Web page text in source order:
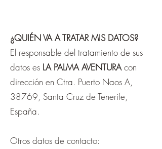
¿QUIÉN VA A TRATAR MIS DATOS?
El responsable del tratamiento de sus
datos es LA PALMA AVENTURAcon
dirección en Ctra. Puerto Naos A,
38769, Santa Cruz de Tenerife,
España.
Otros datos de contacto: